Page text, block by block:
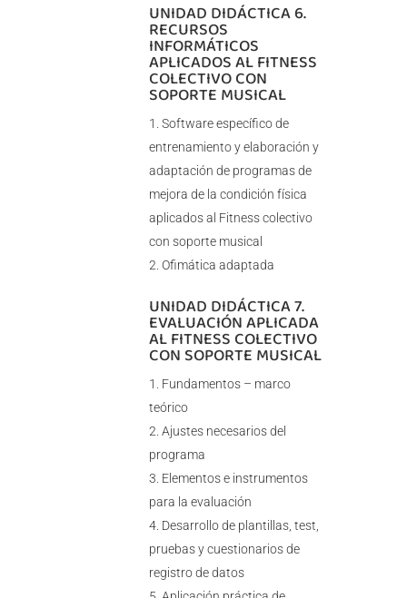
UNIDAD DIDÁCTICA 6.
RECURSOS
INFORMÁTICOS
APLICADOS AL FITNESS
COLECTIVO CON
SOPORTE MUSICAL
Software específico de
entrenamiento y elaboración y
adaptación de programas de
mejora de la condición física
aplicados al Fitness colectivo
con soporte musical
Ofimática adaptada
UNIDAD DIDÁCTICA 7.
EVALUACIÓN APLICADA
AL FITNESS COLECTIVO
CON SOPORTE MUSICAL
Fundamentos – marco
teórico
Ajustes necesarios del
programa
Elementos e instrumentos
para la evaluación
Desarrollo de plantillas, test,
pruebas y cuestionarios de
registro de datos